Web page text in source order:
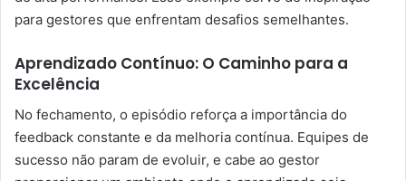
para gestores que enfrentam desafios semelhantes.
Aprendizado Contínuo: O Caminho para a
Excelência
No fechamento, o episódio reforça a importância do
feedback constante e da melhoria contínua. Equipes de
sucesso não param de evoluir, e cabe ao gestor